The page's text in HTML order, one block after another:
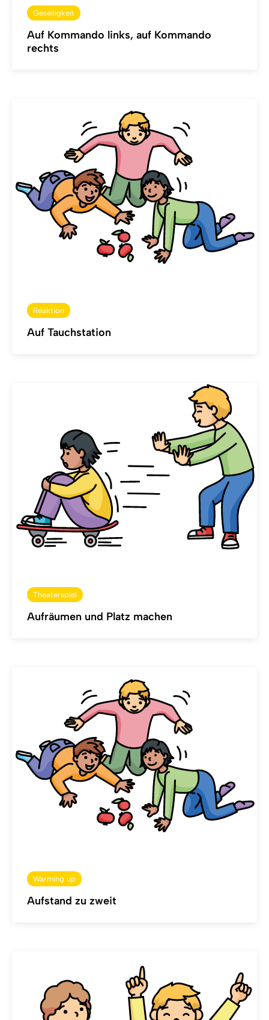
Geselligkeit
Auf Kommando links, auf Kommando
rechts
Reaktion
Auf Tauchstation
Theaterspiel
Aufräumen und Platz machen
Warming up
Aufstand zu zweit